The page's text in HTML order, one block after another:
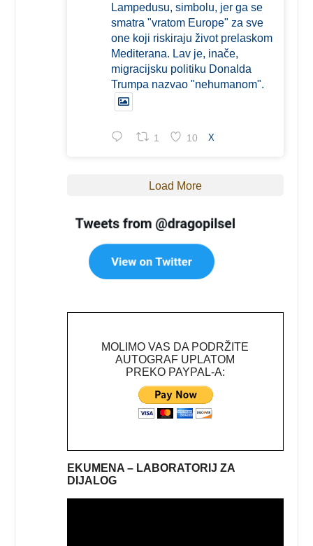
Lampedusu, simbolu, jer ga se
smatra "vratom Europe" za sve
one koji riskiraju život prelaskom
Mediterana. Lav je, inače,
migracijsku politiku Donalda
Trumpa nazvao "nehumanom".
1 10 X
Load More
MOLIMO VAS DA PODRŽITE
AUTOGRAF UPLATOM
PREKO PAYPAL-A:
EKUMENA – LABORATORIJ ZA
DIJALOG